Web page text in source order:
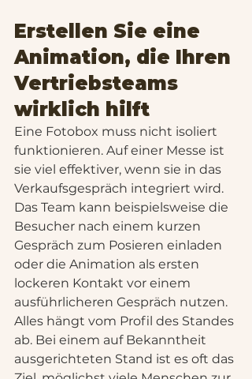
Erstellen Sie eine
Animation, die Ihren
Vertriebsteams
wirklich hilft
Eine Fotobox muss nicht isoliert
funktionieren. Auf einer Messe ist
sie viel effektiver, wenn sie in das
Verkaufsgespräch integriert wird.
Das Team kann beispielsweise die
Besucher nach einem kurzen
Gespräch zum Posieren einladen
oder die Animation als ersten
lockeren Kontakt vor einem
ausführlicheren Gespräch nutzen.
Alles hängt vom Profil des Standes
ab. Bei einem auf Bekanntheit
ausgerichteten Stand ist es oft das